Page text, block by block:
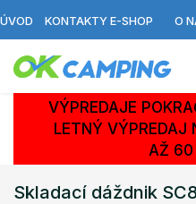
ÚVOD KONTAKTY E-SHOP O
VÝPREDAJE
LETNÝ VÝPREDAJ
AŽ 60
Skladací dáždnik